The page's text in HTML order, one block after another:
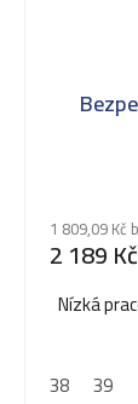
1 809,09 Kč
2 189 Kč
Nízká
38
39